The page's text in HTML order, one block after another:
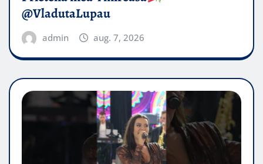
@VladutaLupau
admin aug. 7, 2026